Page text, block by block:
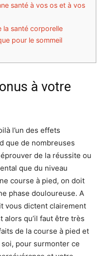
santé à vos os et à vos
la santé corporelle
pour le sommeil
à votre
l’un des effets
que de nombreuses
de la réussite ou
que du niveau
course à pied, on doit
phase douloureuse. A
vous dictent clairement
alors qu’il faut être très
de la course à pied et
pour surmonter ce